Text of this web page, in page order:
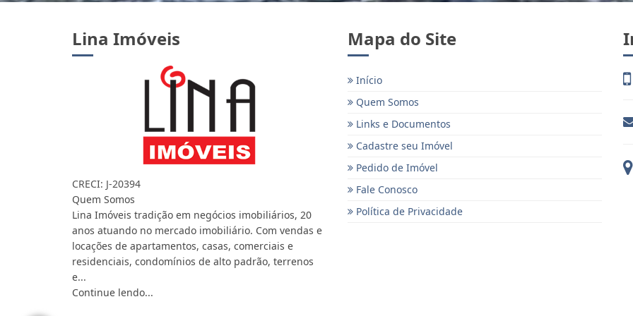
Lina Imóveis
CRECI: J-20394
Quem Somos
Lina Imóveis tradição em negócios imobiliários, 20
anos atuando no mercado imobiliário. Com vendas e
locações de apartamentos, casas, comerciais e
residenciais, condomínios de alto padrão, terrenos
e...
Continue lendo...
Mapa do Site
Início
Quem Somos
Links e Documentos
Cadastre seu Imóvel
Pedido de Imóvel
Fale Conosco
Política de Privacidade